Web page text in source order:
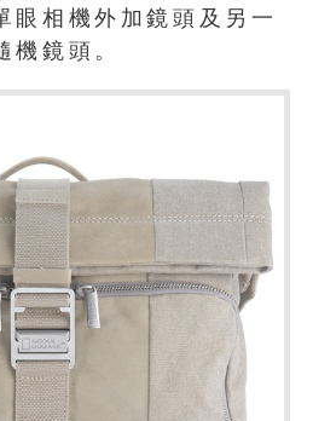
眼相機外加鏡頭及另一
機鏡頭。